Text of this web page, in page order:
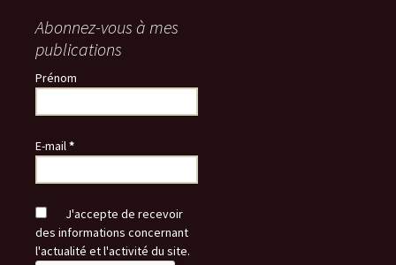
Abonnez-vous à mes
publications
Prénom
E-mail*
J'accepte de recevoir
des informations concernant
l'actualité et l'activité du site.